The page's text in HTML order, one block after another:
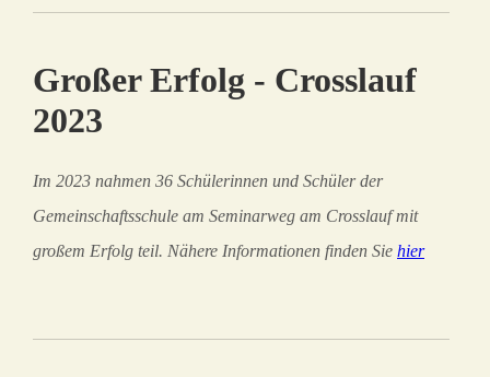
Großer Erfolg - Crosslauf
2023
Im 2023 nahmen 36 Schülerinnen und Schüler der
Gemeinschaftsschule am Seminarweg am Crosslauf mit
großem Erfolg teil. Nähere Informationen finden Sie hier